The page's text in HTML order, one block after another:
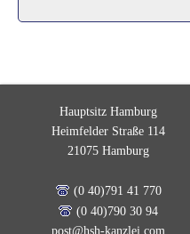
Hauptsitz Hamburg
Heimfelder Straße 114
21075 Hamburg
(0 40)791 41 770
(0 40)790 30 94
post@hsh-kanzlei.com